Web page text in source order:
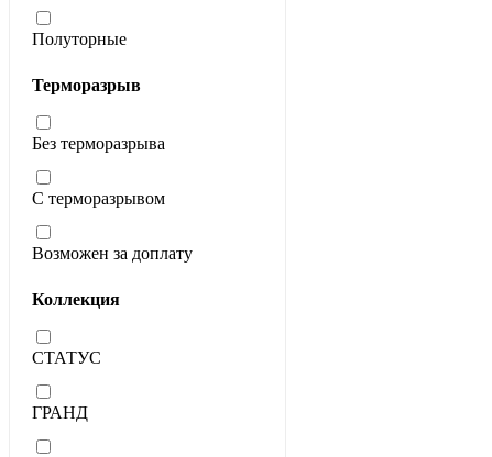
Полуторные
Терморазрыв
Без терморазрыва
С терморазрывом
Возможен за доплату
Коллекция
СТАТУС
ГРАНД